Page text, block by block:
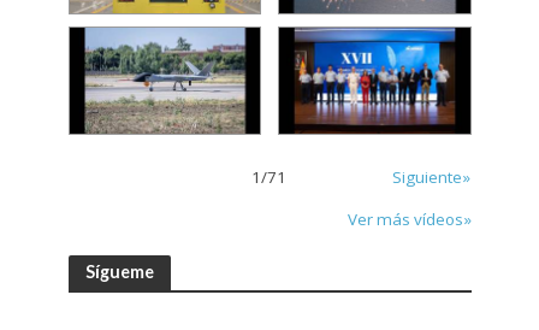
1/71
Siguiente»
Ver más vídeos»
Sígueme